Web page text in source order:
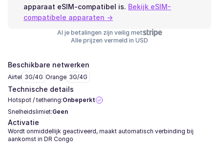
apparaat eSIM-compatibel is. Bekijk eSIM-
compatibele apparaten →
Al je betalingen zijn veilig met
Alle prijzen vermeld in USD
Beschikbare netwerken
Airtel 3G/4G Orange 3G/4G
Technische details
Hotspot / tethering:Onbeperkt
Snelheidslimiet:Geen
Activatie
Wordt onmiddellijk geactiveerd, maakt automatisch verbinding bij
aankomst in DR Congo